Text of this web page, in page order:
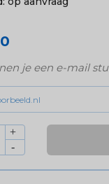
je een e-mail